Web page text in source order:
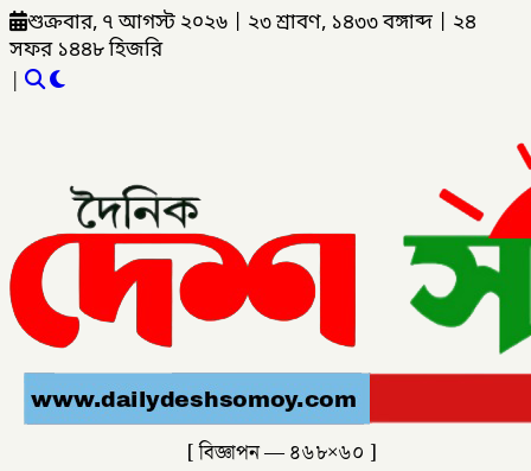
শুক্রবার, ৭ আগস্ট ২০২৬ ২৩ শ্রাবণ, ১৪৩৩ বঙ্গাব্দ
২৪
সফর ১৪৪৮ হিজরি
|
[ বিজ্ঞাপন — ৪৬৮×৬০ ]